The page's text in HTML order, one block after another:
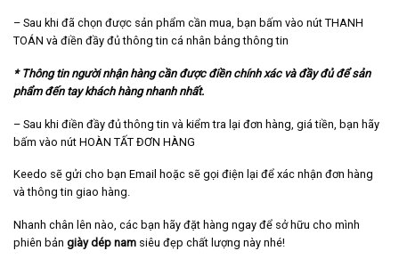
– Sau khi đã chọn được sản phẩm cần mua, bạn bấm vào nút THANH
TOÁN và điền đầy đủ thông tin cá nhân bảng thông tin
* Thông tin người nhận hàng cần được điền chính xác và đầy đủ để sản
phẩm đến tay khách hàng nhanh nhất.
– Sau khi điền đầy đủ thông tin và kiểm tra lại đơn hàng, giá tiền, bạn hãy
bấm vào nút HOÀN TẤT ĐƠN HÀNG
Keedo sẽ gửi cho bạn Email hoặc sẽ gọi điện lại để xác nhận đơn hàng
và thông tin giao hàng.
Nhanh chân lên nào, các bạn hãy đặt hàng ngay để sở hữu cho mình
phiên bản giày dép nam siêu đẹp chất lượng này nhé!